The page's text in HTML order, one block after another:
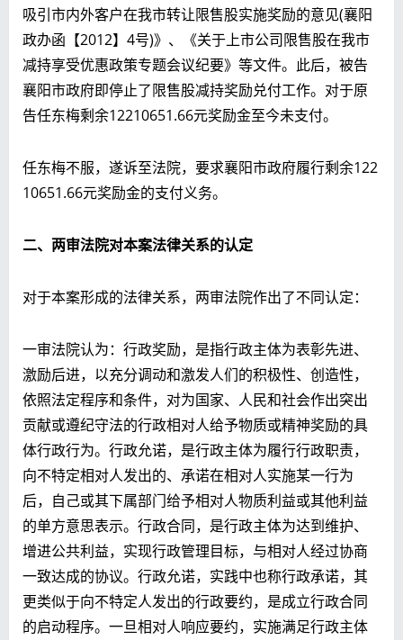
吸引市内外客户在我市转让限售股实施奖励的意见(襄阳
政办函【2012】4号)》、《关于上市公司限售股在我市
减持享受优惠政策专题会议纪要》等文件。此后，被告
襄阳市政府即停止了限售股减持奖励兑付工作。对于原
告任东梅剩余12210651.66元奖励金至今未支付。
任东梅不服，遂诉至法院，要求襄阳市政府履行剩余122
10651.66元奖励金的支付义务。
二、两审法院对本案法律关系的认定
对于本案形成的法律关系，两审法院作出了不同认定：
一审法院认为：行政奖励，是指行政主体为表彰先进、
激励后进，以充分调动和激发人们的积极性、创造性，
依照法定程序和条件，对为国家、人民和社会作出突出
贡献或遵纪守法的行政相对人给予物质或精神奖励的具
体行政行为。行政允诺，是行政主体为履行行政职责，
向不特定相对人发出的、承诺在相对人实施某一行为
后，自己或其下属部门给予相对人物质利益或其他利益
的单方意思表示。行政合同，是行政主体为达到维护、
增进公共利益，实现行政管理目标，与相对人经过协商
一致达成的协议。行政允诺，实践中也称行政承诺，其
更类似于向不特定人发出的行政要约，是成立行政合同
的启动程序。一旦相对人响应要约，实施满足行政主体